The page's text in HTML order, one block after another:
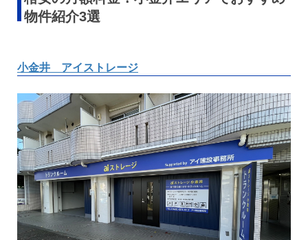
物件紹介3選
小金井 アイストレージ